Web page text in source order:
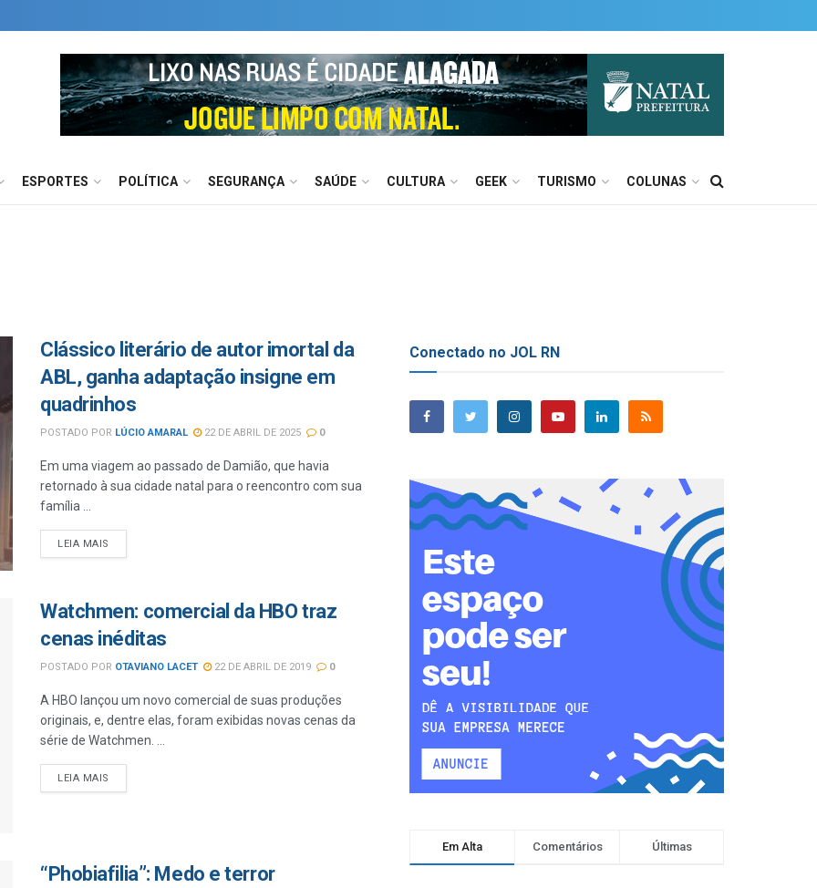
ESPORTES POLÍTICA SEGURANÇA SAÚDE CULTURA GEEK TURISMO COLUNAS
Clássico literário de autor imortal da
ABL, ganha adaptação insigne em
quadrinhos
POSTADO POR LÚCIO AMARAL 22 DE ABRIL DE 2025 0
Em uma viagem ao passado de Damião, que havia
retornado à sua cidade natal para o reencontro com sua
família ...
LEIA MAIS
Watchmen: comercial da HBO traz
cenas inéditas
POSTADO POR OTAVIANO LACET 22 DE ABRIL DE 2019 0
A HBO lançou um novo comercial de suas produções
originais, e, dentre elas, foram exibidas novas cenas da
série de Watchmen. ...
LEIA MAIS
“Phobiafilia”: Medo e terror
Conectado no JOL RN
Em Alta Comentários Últimas